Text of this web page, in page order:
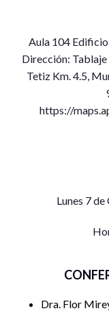
Aula 104
Dirección:
Tetiz Km. 4.5,
https://
Lunes 7
Dra. Flor